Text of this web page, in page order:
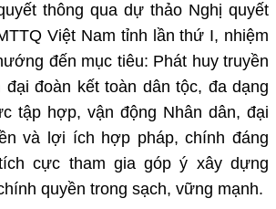
thông qua dự thảo Nghị quyết
Việt Nam tỉnh lần thứ I, nhiệm
đến mục tiêu: Phát huy truyền
đoàn kết toàn dân tộc, đa dạng
tập hợp, vận động Nhân dân, đại
và lợi ích hợp pháp, chính đáng
cực tham gia góp ý xây dựng
quyền trong sạch, vững mạnh.